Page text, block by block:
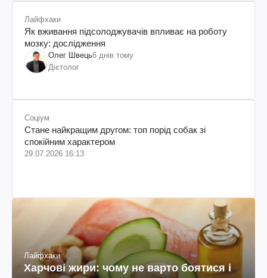
Лайфхаки
Як вживання підсолоджувачів впливає на роботу
мозку: дослідження
Олег Швець6 днів тому
Дієтолог
Соціум
Стане найкращим другом: топ порід собак зі
спокійним характером
29.07.2026 16:13
Лайфхаки
Харчові жири: чому не варто боятися і